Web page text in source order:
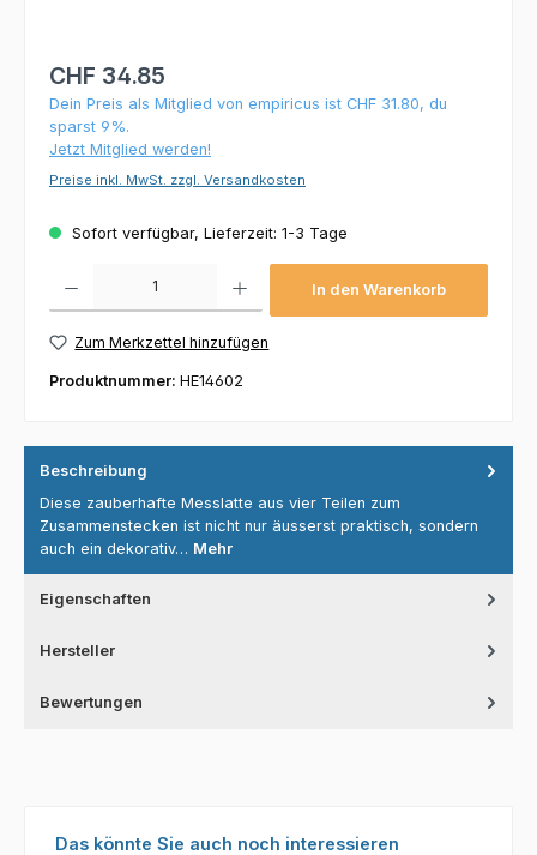
CHF 34.85
Dein Preis als Mitglied von empiricus ist CHF 31.80, du
sparst 9%.
Jetzt Mitglied werden!
Preise inkl. MwSt. zzgl. Versandkosten
Sofort verfügbar, Lieferzeit: 1-3 Tage
In den Warenkorb
Zum Merkzettel hinzufügen
Produktnummer: HE14602
Beschreibung
Diese zauberhafte Messlatte aus vier Teilen zum
Zusammenstecken ist nicht nur äusserst praktisch, sondern
auch ein dekorativ… Mehr
Eigenschaften
Hersteller
Bewertungen
Produktgalerie überspringen
Das könnte Sie auch noch interessieren